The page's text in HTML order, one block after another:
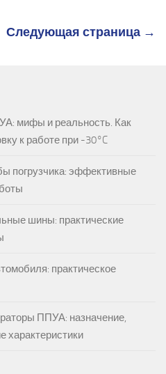
Следующая страница →
мифы и реальность. Как
к работе при -30°C
погрузчика: эффективные
шины: практические
практическое
ППУА: назначение,
характеристики